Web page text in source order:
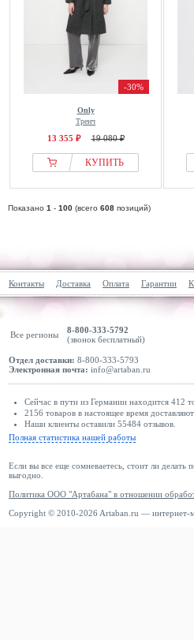
-30%
Only
Тренч
13 355 ₽ 19 080 ₽
КУПИТЬ
Показано 1 - 100 (всего 608 позиций)
Контакты Доставка Оплата Гарантии
Все регионы
8-800-333-5792
(звонок бесплатный)
Отдел доставки: 8-800-333-5793
Электронная почта: info@artaban.ru
Сейчас в пути из Германии находится 412
2156 товаров в настоящее время
Наши клиенты оставили 55484 отзывов.
Полная статистика нашей работы
Если вы все еще сомневаетесь, стоит ли делать
выгодно.
Политика ООО "Артабана" в отношении
Copyright © 2010-2026 Artaban.ru — интернет-